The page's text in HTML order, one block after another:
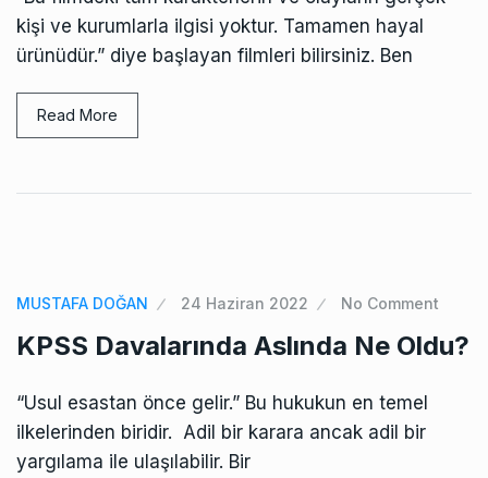
kişi ve kurumlarla ilgisi yoktur. Tamamen hayal
ürünüdür.” diye başlayan filmleri bilirsiniz. Ben
Read More
MUSTAFA DOĞAN 24 Haziran 2022 No Comment
KPSS Davalarında Aslında Ne Oldu?
“Usul esastan önce gelir.” Bu hukukun en temel
ilkelerinden biridir. Adil bir karara ancak adil bir
yargılama ile ulaşılabilir. Bir